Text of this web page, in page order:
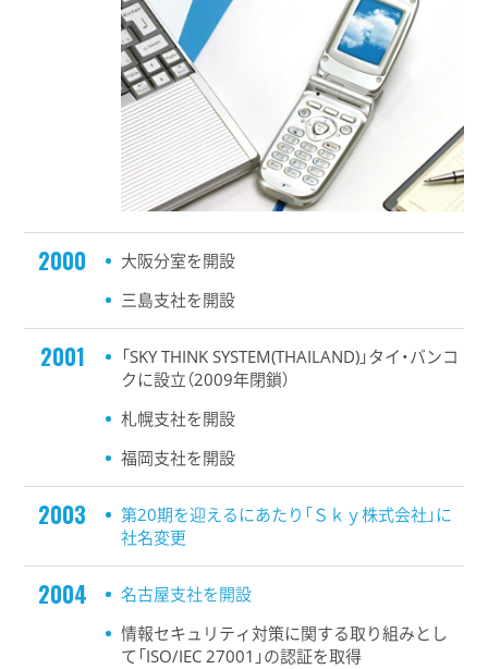
2000
大阪分室を開設
三島支社を開設
2001
「SKY THINK SYSTEM(THAILAND)」タイ・バンコ
クに設立（2009年閉鎖）
札幌支社を開設
福岡支社を開設
2003
第20期を迎えるにあたり「Ｓｋｙ株式会社」に
社名変更
2004
名古屋支社を開設
情報セキュリティ対策に関する取り組みとし
て「ISO/IEC 27001」の認証を取得